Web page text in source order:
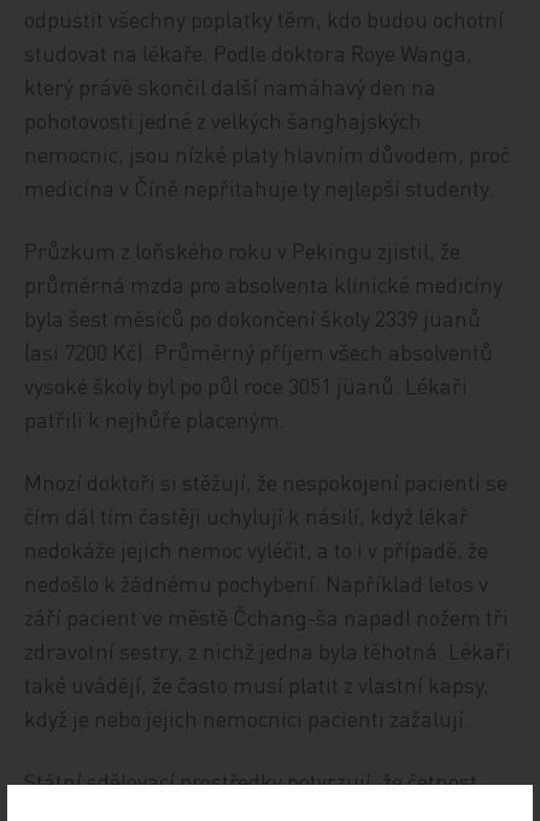
odpustit všechny poplatky těm, kdo budou ochotní
studovat na lékaře. Podle doktora Roye Wanga,
který právě skončil další namáhavý den na
pohotovosti jedné z velkých šanghajských
nemocnic, jsou nízké platy hlavním důvodem, proč
medicína v Číně nepřitahuje ty nejlepší studenty.
Průzkum z loňského roku v Pekingu zjistil, že
průměrná mzda pro absolventa klinické medicíny
byla šest měsíců po dokončení školy 2339 jüanů
(asi 7200 Kč). Průměrný příjem všech absolventů
vysoké školy byl po půl roce 3051 jüanů. Lékaři
patřili k nejhůře placeným.
Mnozí doktoři si stěžují, že nespokojení pacienti se
čím dál tím častěji uchylují k násilí, když lékař
nedokáže jejich nemoc vyléčit, a to i v případě, že
nedošlo k žádnému pochybení. Například letos v
září pacient ve městě Čchang-ša napadl nožem tři
zdravotní sestry, z nichž jedna byla těhotná. Lékaři
také uvádějí, že často musí platit z vlastní kapsy,
když je nebo jejich nemocnici pacienti zažalují.
Státní sdělovací prostředky potvrzují, že četnost